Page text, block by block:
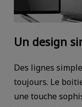
Un design
Des lignes
toujours. Le
une touche